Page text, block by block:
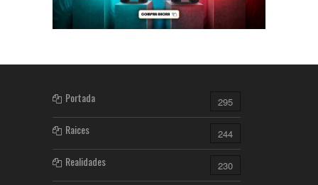
Portada 295
Raices 244
Realidades 230